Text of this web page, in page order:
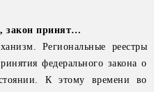
закон принят…
Региональные реестры
федерального закона о
К этому времени во